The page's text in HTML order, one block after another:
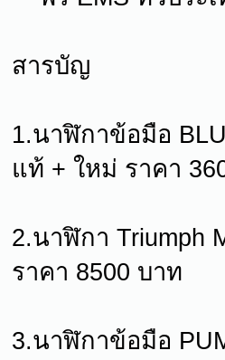
สารบัญ
1.นาฬิกาข้อมือ
แท้ + ใหม่ ราคา
2.นาฬิกา Triumph
ราคา 8500 บาท
3.นาฬิกาข้อมือ